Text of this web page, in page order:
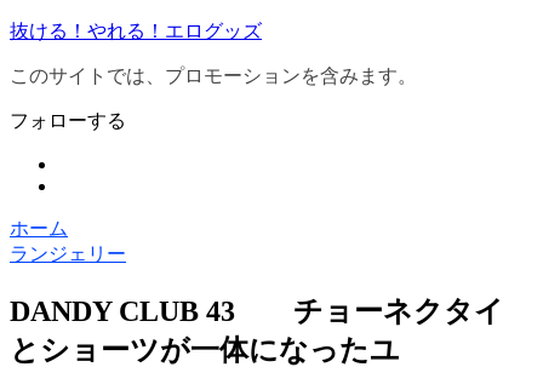
抜ける！やれる！エログッズ
このサイトでは、プロモーションを含みます。
フォローする
ホーム
ランジェリー
DANDY CLUB 43 チョーネクタイ
とショーツが一体になったユ